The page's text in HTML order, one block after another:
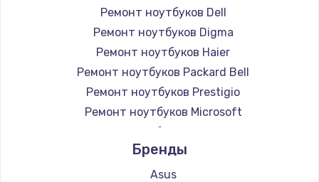
Ремонт ноутбуков Dell
Ремонт ноутбуков Digma
Ремонт ноутбуков Haier
Ремонт ноутбуков Packard Bell
Ремонт ноутбуков Prestigio
Ремонт ноутбуков Microsoft
Ремонт ноутбуков Alienware
Ремонт ноутбуков Aquarius
Ремонт ноутбуков Gigabyte
Бренды
Asus